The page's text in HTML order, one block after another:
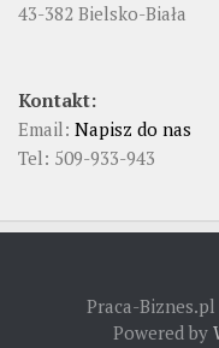
43-382 Bielsko-Biała
Kontakt:
Email: Napisz do nas
Tel: 509-933-943
Praca-
Powered by